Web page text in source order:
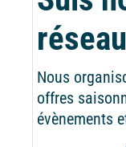
Nous
offres
évènements